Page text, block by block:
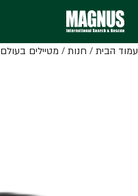
עמוד הבית / חנות / מטיילים בעולם